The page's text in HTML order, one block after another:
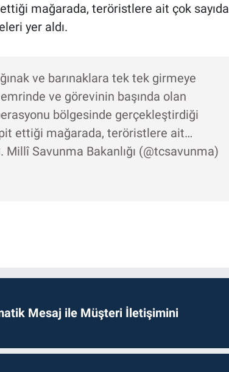
mağarada, teröristlere ait çok sayıda
yer aldı.
ve barınaklara tek tek girmeye
ve görevinin başında olan
bölgesinde gerçekleştirdiği
ettiği mağarada, teröristlere ait…
Millî Savunma Bakanlığı (@tcsavunma)
Mesaj ile Müşteri İletişimini